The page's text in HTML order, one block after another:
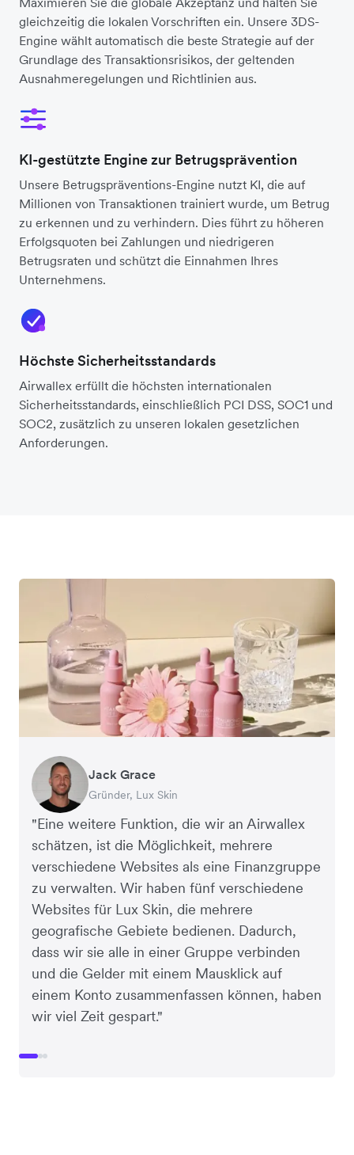
gleichzeitig die lokalen Vorschriften ein. Unsere 3DS-
Engine wählt automatisch die beste Strategie auf der
Grundlage des Transaktionsrisikos, der geltenden
Ausnahmeregelungen und Richtlinien aus.
KI-gestützte Engine zur Betrugsprävention
Unsere Betrugspräventions-Engine nutzt KI, die auf
Millionen von Transaktionen trainiert wurde, um Betrug
zu erkennen und zu verhindern. Dies führt zu höheren
Erfolgsquoten bei Zahlungen und niedrigeren
Betrugsraten und schützt die Einnahmen Ihres
Unternehmens.
Höchste Sicherheitsstandards
Airwallex erfüllt die höchsten internationalen
Sicherheitsstandards, einschließlich PCI DSS, SOC1 und
SOC2, zusätzlich zu unseren lokalen gesetzlichen
Anforderungen.
"Eine weitere Funktion, die wir an Airwallex
schätzen, ist die Möglichkeit, mehrere
verschiedene Websites als eine Finanzgruppe
zu verwalten. Wir haben fünf verschiedene
Websites für Lux Skin, die mehrere
geografische Gebiete bedienen. Dadurch,
dass wir sie alle in einer Gruppe verbinden
und die Gelder mit einem Mausklick auf
einem Konto zusammenfassen können, haben
wir viel Zeit gespart."
Jack Grace
Gründer, Lux Skin
Anthony Yau
Mitgründer, Two More Glasses
Rebekka LeBrun
Direktor für Geschäftsentwicklung, Slowood